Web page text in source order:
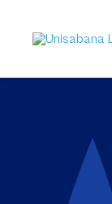
contenido
principal